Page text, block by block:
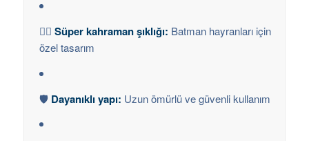
🦸‍♂️ Süper kahraman şıklığı: Batman hayranları için
özel tasarım
🛡️ Dayanıklı yapı: Uzun ömürlü ve güvenli kullanım